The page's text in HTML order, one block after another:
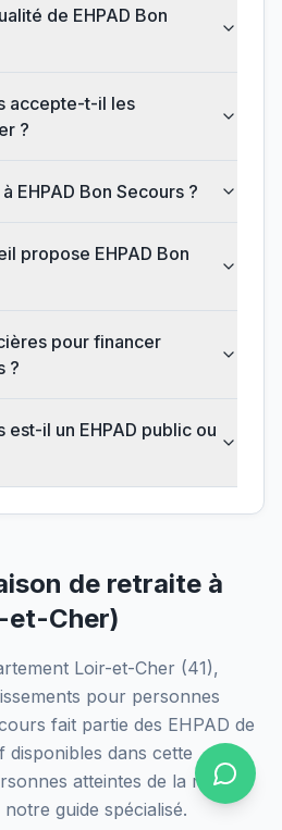
de EHPAD Bon
accepte-t-il les
?
EHPAD Bon Secours ?
propose EHPAD Bon
pour financer
?
est-il un EHPAD public ou
de retraite à
et-Cher)
Loir-et-Cher (41),
pour personnes
fait partie des EHPAD de
disponibles dans cette
atteintes de la maladie
guide spécialisé.